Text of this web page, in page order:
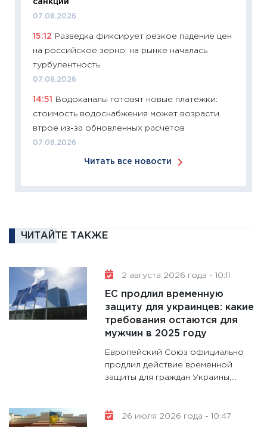
санкций
07.08.2026
15:12
Разведка фиксирует резкое падение цен
на российское зерно: на рынке началась
турбулентность
07.08.2026
14:51
Водоканалы готовят новые платежки:
стоимость водоснабжения может возрасти
втрое из-за обновленных расчетов
07.08.2026
Читать все новости
ЧИТАЙТЕ ТАКЖЕ
2 августа 2026 года - 10:11
ЕС продлил временную
защиту для украинцев: какие
требования остаются для
мужчин в 2025 году
Европейский Союз официально
продлил действие временной
защиты для граждан Украины,...
26 июля 2026 года - 10:47